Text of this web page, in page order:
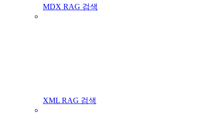
MDX RAG 검색
XML RAG 검색